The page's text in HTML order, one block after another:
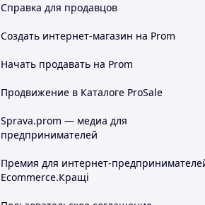
Справка для продавцов
Создать интернет-магазин на Prom
Начать продавать на Prom
Продвижение в Каталоге ProSale
Sprava.prom — медиа для
предпринимателей
Премия для интернет-
Ecommerce.Кращі